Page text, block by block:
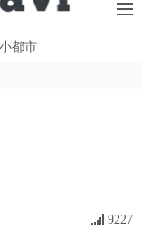
都市
9227